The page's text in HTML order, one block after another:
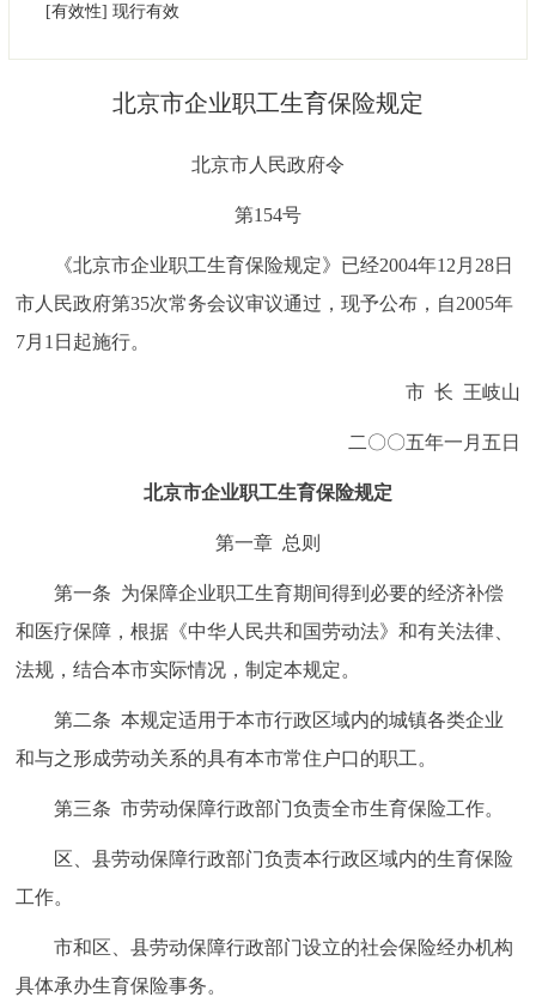
政策兑现 政策解读 回应关切
利企服务
参与调查 在线访谈 图说互动
走进北京
[有效性] 现行有效
北京市企业职工生育保险规定
北京市人民政府令
第154号
《北京市企业职工生育保险规定》已经2004年12月28日
市人民政府第35次常务会议审议通过，现予公布，自2005年
7月1日起施行。
市 长 王岐山
二〇〇五年一月五日
北京市企业职工生育保险规定
第一章 总则
第一条 为保障企业职工生育期间得到必要的经济补偿
和医疗保障，根据《中华人民共和国劳动法》和有关法律、
法规，结合本市实际情况，制定本规定。
第二条 本规定适用于本市行政区域内的城镇各类企业
和与之形成劳动关系的具有本市常住户口的职工。
第三条 市劳动保障行政部门负责全市生育保险工作。
区、县劳动保障行政部门负责本行政区域内的生育保险
工作。
市和区、县劳动保障行政部门设立的社会保险经办机构
具体承办生育保险事务。